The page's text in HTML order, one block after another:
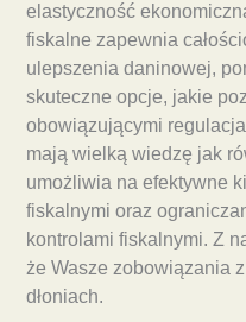
elastyczność
fiskalne zapewnia
ulepszenia daninowej,
skuteczne opcje, jakie
obowiązującymi
mają wielką wiedzę jak
umożliwia na efektywne
fiskalnymi oraz
kontrolami fiskalnymi. Z
że Wasze zobowiązania
dłoniach.